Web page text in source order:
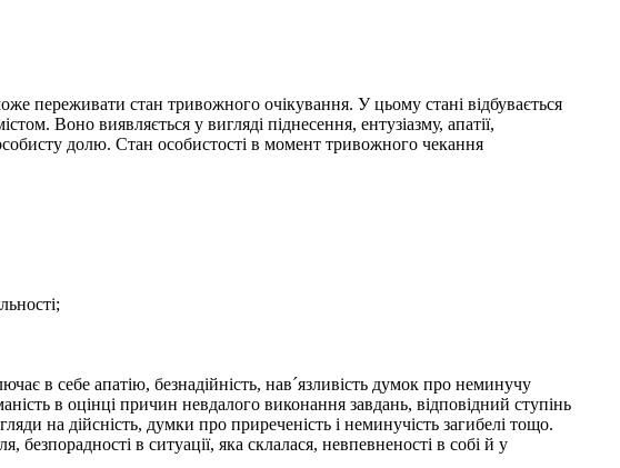
переживати стан тривожного очікування. У цьому стані відбувається
Воно виявляється у вигляді піднесення, ентузіазму, апатії,
долю. Стан особистості в момент тривожного чекання
в себе апатію, безнадійність, нав´язливість думок про неминучу
в оцінці причин невдалого виконання завдань, відповідний ступінь
на дійсність, думки про приреченість і неминучість загибелі тощо.
в ситуації, яка склалася, невпевненості в собі й у